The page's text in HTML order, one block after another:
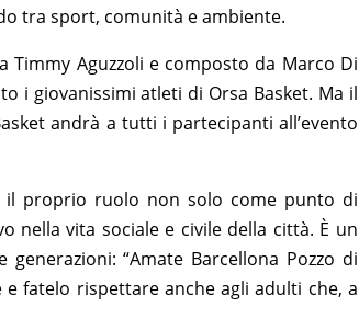
tra sport, comunità e ambiente.
Timmy Aguzzoli e composto da Marco Di
i giovanissimi atleti di Orsa Basket. Ma il
andrà a tutti i partecipanti all’evento
il proprio ruolo non solo come punto di
nella vita sociale e civile della città. È un
“Amate Barcellona Pozzo di
fatelo rispettare anche agli adulti che, a